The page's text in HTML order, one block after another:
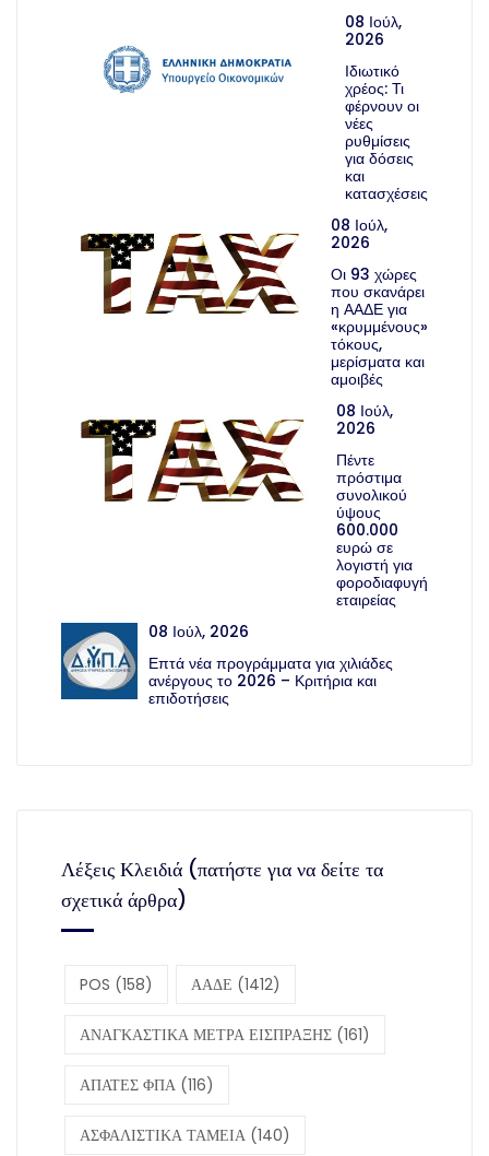
08 Ιούλ,
2026
Ιδιωτικό
χρέος: Τι
φέρνουν οι
νέες
ρυθμίσεις
για δόσεις
και
κατασχέσεις
08 Ιούλ,
2026
Οι 93 χώρες
που σκανάρει
η ΑΑΔΕ για
«κρυμμένους»
τόκους,
μερίσματα και
αμοιβές
08 Ιούλ,
2026
Πέντε
πρόστιμα
συνολικού
ύψους
600.000
ευρώ σε
λογιστή για
φοροδιαφυγή
εταιρείας
08 Ιούλ, 2026
Επτά νέα προγράμματα για χιλιάδες
ανέργους το 2026 – Κριτήρια και
επιδοτήσεις
Λέξεις Κλειδιά (πατήστε για να δείτε τα
σχετικά άρθρα)
POS (158) ΑΑΔΕ (1412)
ΑΝΑΓΚΑΣΤΙΚΑ ΜΕΤΡΑ ΕΙΣΠΡΑΞΗΣ (161)
ΑΠΑΤΕΣ ΦΠΑ (116)
ΑΣΦΑΛΙΣΤΙΚΑ ΤΑΜΕΙΑ (140)